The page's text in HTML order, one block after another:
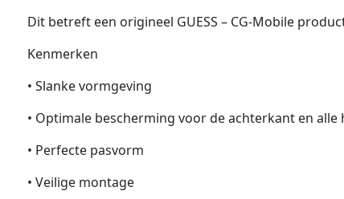
Dit betreft een origineel GUESS – CG-Mobile
Kenmerken
• Slanke vormgeving
• Optimale bescherming voor de achterkant en alle
• Perfecte pasvorm
• Veilige montage